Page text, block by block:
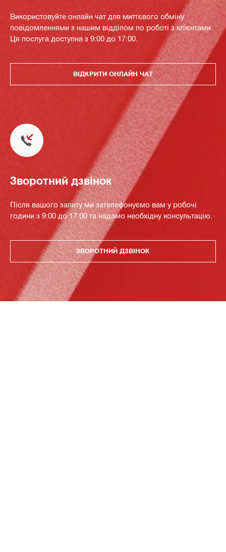
Використовуйте онлайн чат для миттєвого обміну
повідомленнями з нашим відділом по роботі з клієнтами.
Ця послуга доступна з 9:00 до 17:00.
ВІДКРИТИ ОНЛАЙН ЧАТ
Зворотний дзвінок
Після вашого запиту ми зателефонуємо вам у робочі
години з 9:00 до 17:00 та надамо необхідну консультацію.
ЗВОРОТНИЙ ДЗВІНОК